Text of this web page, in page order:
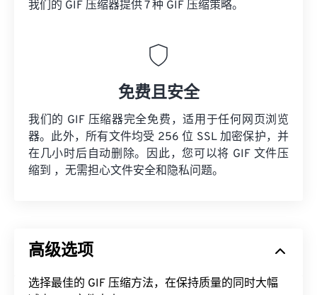
我们的 GIF 压缩器提供 7 种 GIF 压缩策略。
免费且安全
我们的 GIF 压缩器完全免费，适用于任何网页浏览
器。此外，所有文件均受 256 位 SSL 加密保护，并
在几小时后自动删除。因此，您可以将 GIF 文件压
缩到 ，无需担心文件安全和隐私问题。
高级选项
选择最佳的 GIF 压缩方法，在保持质量的同时大幅